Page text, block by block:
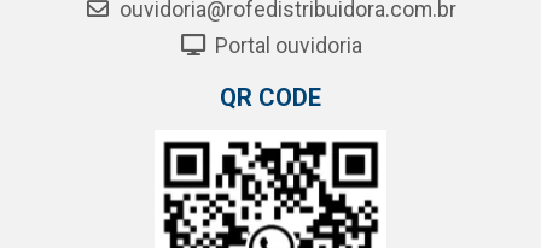
ouvidoria@rofedistribuidora.com.br
Portal ouvidoria
QR CODE